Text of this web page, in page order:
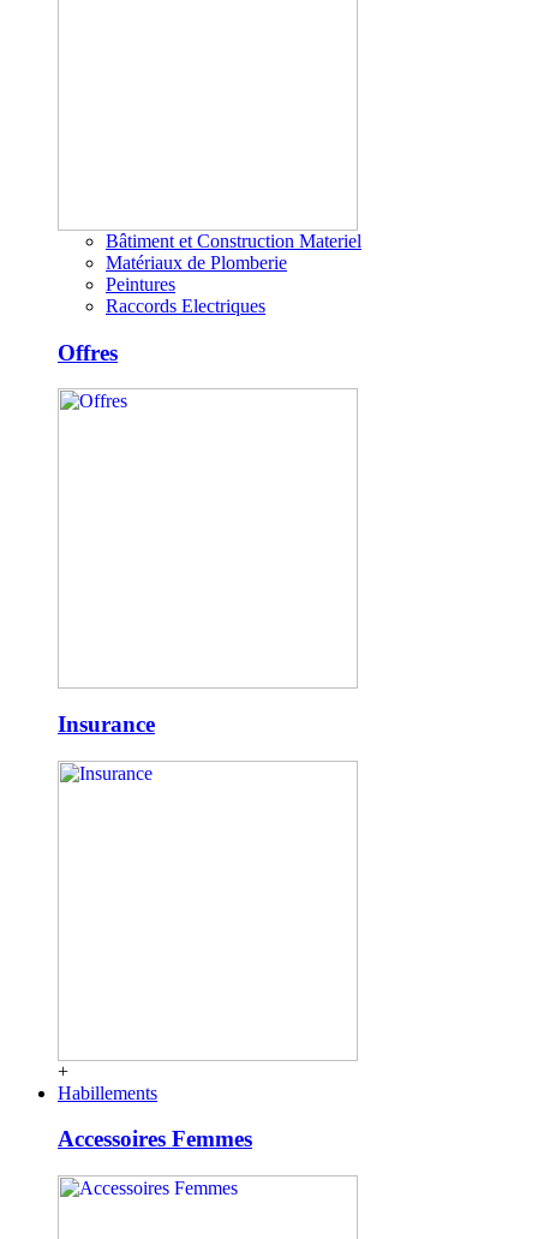
Bâtiment et Construction Materiel
Matériaux de Plomberie
Peintures
Raccords Electriques
Offres
Insurance
+
Habillements
Accessoires Femmes